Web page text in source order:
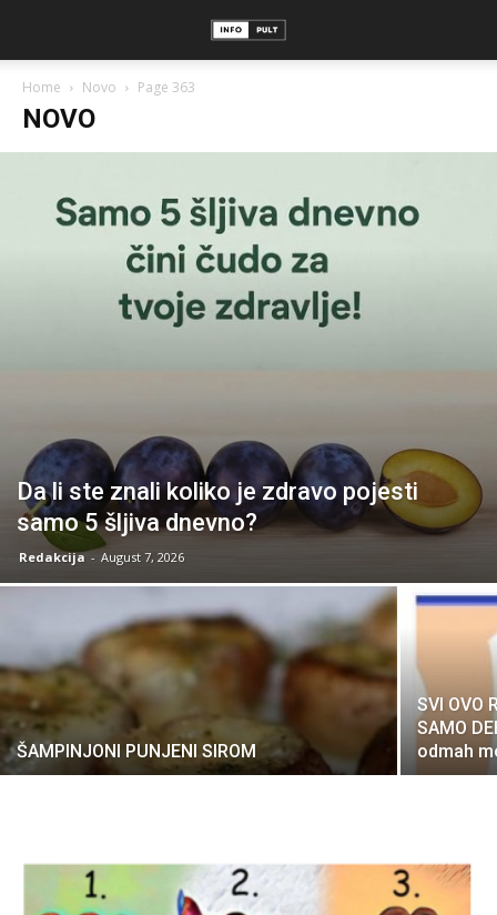
Home Novo Page 363
NOVO
Da li ste znali koliko je zdravo pojesti
samo 5 šljiva dnevno?
Redakcija - August 7, 2026
ŠAMPINJONI PUNJENI SIROM
SVI OVO
SAMO
odmah